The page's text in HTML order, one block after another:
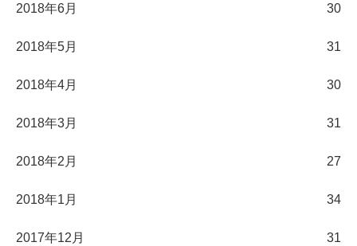
2018年6月 30
2018年5月 31
2018年4月 30
2018年3月 31
2018年2月 27
2018年1月 34
2017年12月 31